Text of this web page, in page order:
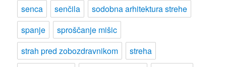
senca
senčila
sodobna arhitektura strehe
spanje
sproščanje mišic
strah pred zobozdravnikom
streha